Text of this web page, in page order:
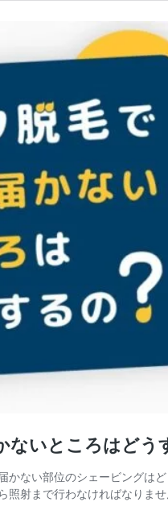
ないところはど
かない部位のシェービング
照射まで行わなければなりま